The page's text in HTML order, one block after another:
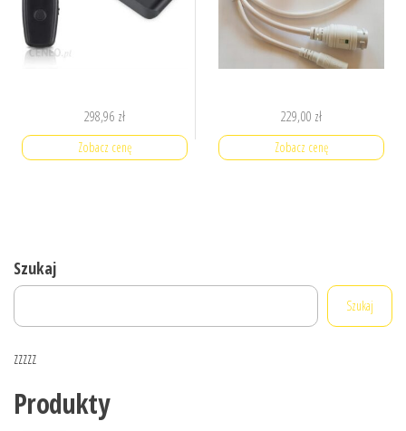
298,96 zł
Zobacz cenę
229,00 zł
Zobacz cenę
Szukaj
Szukaj
zzzzz
Produkty